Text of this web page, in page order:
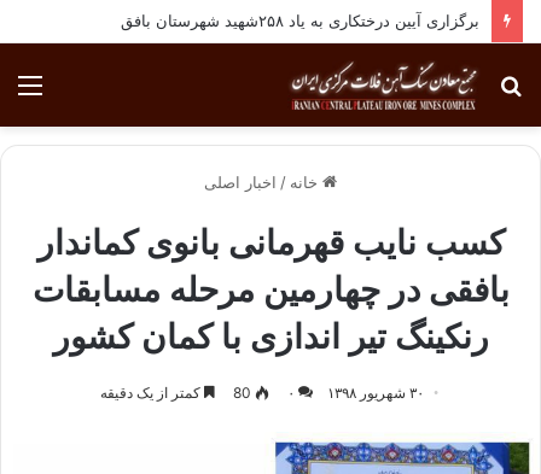
برگزاری آیین درختکاری به یاد ۲۵۸شهید شهرستان بافق
جستجو
برای
خانه / اخبار اصلی
کسب نایب قهرمانی بانوی کماندار
بافقی در چهارمین مرحله مسابقات
رنکینگ تیر اندازی با کمان کشور
۳۰ شهریور ۱۳۹۸ ۰ 80 کمتر از یک دقیقه